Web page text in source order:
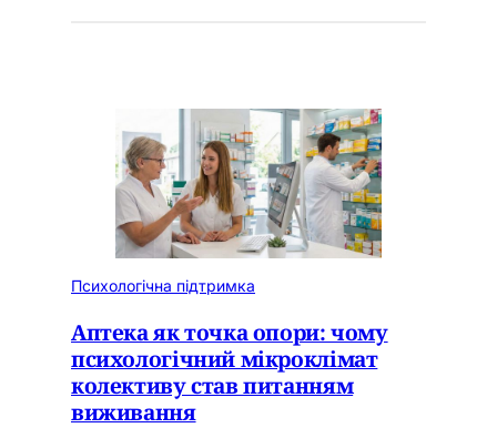
Психологічна підтримка
Аптека як точка опори: чому
психологічний мікроклімат
колективу став питанням
виживання